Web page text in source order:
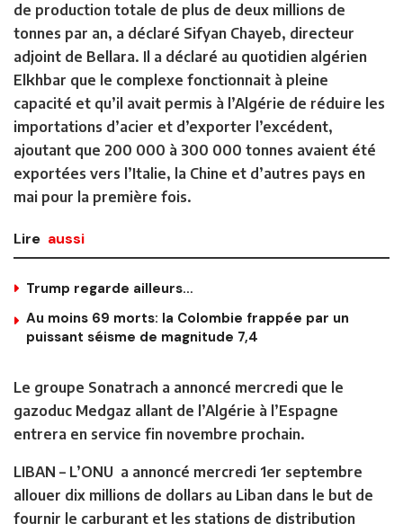
de production totale de plus de deux millions de
tonnes par an, a déclaré Sifyan Chayeb, directeur
adjoint de Bellara. Il a déclaré au quotidien algérien
Elkhbar que le complexe fonctionnait à pleine
capacité et qu’il avait permis à l’Algérie de réduire les
importations d’acier et d’exporter l’excédent,
ajoutant que 200 000 à 300 000 tonnes avaient été
exportées vers l’Italie, la Chine et d’autres pays en
mai pour la première fois.
Lire aussi
Trump regarde ailleurs…
Au moins 69 morts: la Colombie frappée par un
puissant séisme de magnitude 7,4
Le groupe Sonatrach a annoncé mercredi que le
gazoduc Medgaz allant de l’Algérie à l’Espagne
entrera en service fin novembre prochain.
LIBAN – L’ONU a annoncé mercredi 1er septembre
allouer dix millions de dollars au Liban dans le but de
fournir le carburant et les stations de distribution